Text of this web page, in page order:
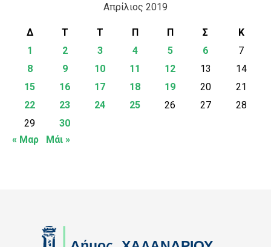
Απρίλιος 2019
Δ Τ Τ Π Π Σ
Κ
1
2 3 4 5 6
7
8
9 10 11 12 13
14
15
16 17 18 19 20
21
22
23 24 25 26 27
28
29
30
« Μαρ
Μάι »